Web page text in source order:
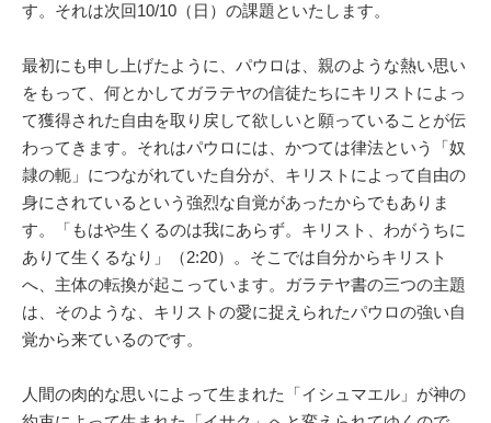
す。それは次回10/10（日）の課題といたします。
最初にも申し上げたように、パウロは、親のような熱い思い
をもって、何とかしてガラテヤの信徒たちにキリストによっ
て獲得された自由を取り戻して欲しいと願っていることが伝
わってきます。それはパウロには、かつては律法という「奴
隷の軛」につながれていた自分が、キリストによって自由の
身にされているという強烈な自覚があったからでもありま
す。「もはや生くるのは我にあらず。キリスト、わがうちに
ありて生くるなり」（2:20）。そこでは自分からキリスト
へ、主体の転換が起こっています。ガラテヤ書の三つの主題
は、そのような、キリストの愛に捉えられたパウロの強い自
覚から来ているのです。
人間の肉的な思いによって生まれた「イシュマエル」が神の